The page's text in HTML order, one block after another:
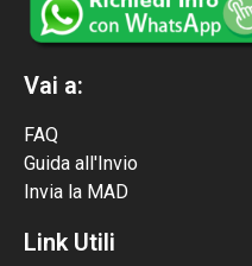
Vai a:
FAQ
Guida all'Invio
Invia la MAD
Link Utili